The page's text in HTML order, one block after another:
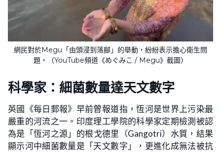
網民對於Megu「由頭浸到落腳」的舉動，紛紛表示擔心衛生問
題。（YouTube頻道《めぐみこ / Megu》截圖）
科學家：細菌數量達天文數字
英國《每日郵報》早前曾報道指，恆河是世界上污染最
嚴重的河流之一。印度理工學院的科學家定期檢測被認
為是「恆河之源」的根戈德里（Gangotri）水質，結果
顯示河中細菌數量是「天文數字」，更進化成無法被抗